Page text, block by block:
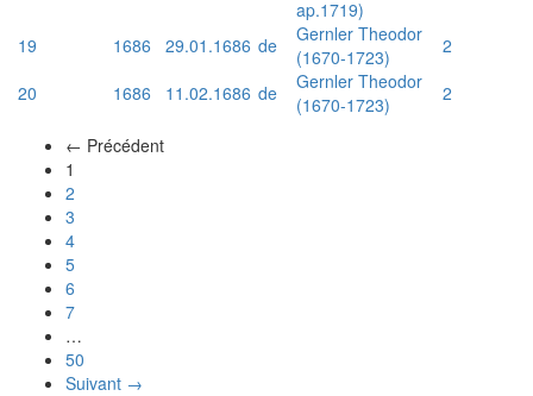
ap.1719)
19 1686 29.01.1686 de
Gernler Theodor
(1670-1723)
2
20
1686 11.02.1686 de
Gernler Theodor
(1670-1723)
2
← Précédent
1
2
3
4
5
6
7
…
50
Suivant →